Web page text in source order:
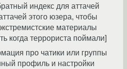
индекс для аттачей
этого юзера, чтобы
материалы
когда террориста поймали]
про чатики или группы
профиль и настройки